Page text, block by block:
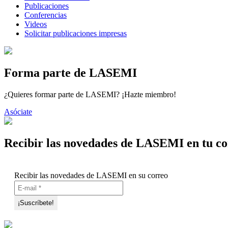
Publicaciones
Conferencias
Videos
Solicitar publicaciones impresas
Forma parte de LASEMI
¿Quieres formar parte de LASEMI? ¡Hazte miembro!
Asóciate
Recibir las novedades de LASEMI en tu
Recibir las novedades de LASEMI en su correo